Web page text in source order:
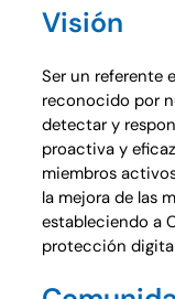
Visión
Ser un referente
reconocido por
detectar y
proactiva y
miembros
la mejora de las
estableciendo a
protección